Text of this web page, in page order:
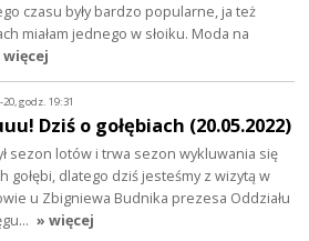
czasu były bardzo popularne, ja też
miałam jednego w słoiku. Moda na
więcej
20, godz. 19:31
Dziś o gołębiach (20.05.2022)
sezon lotów i trwa sezon wykluwania się
gołębi, dlatego dziś jesteśmy z wizytą w
u Zbigniewa Budnika prezesa Oddziału
» więcej